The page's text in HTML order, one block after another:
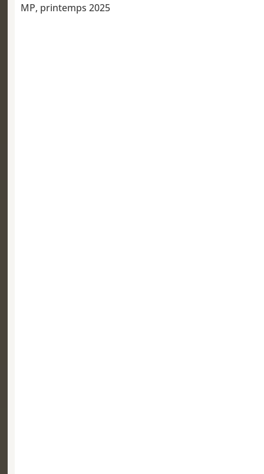
MP, printemps 2025